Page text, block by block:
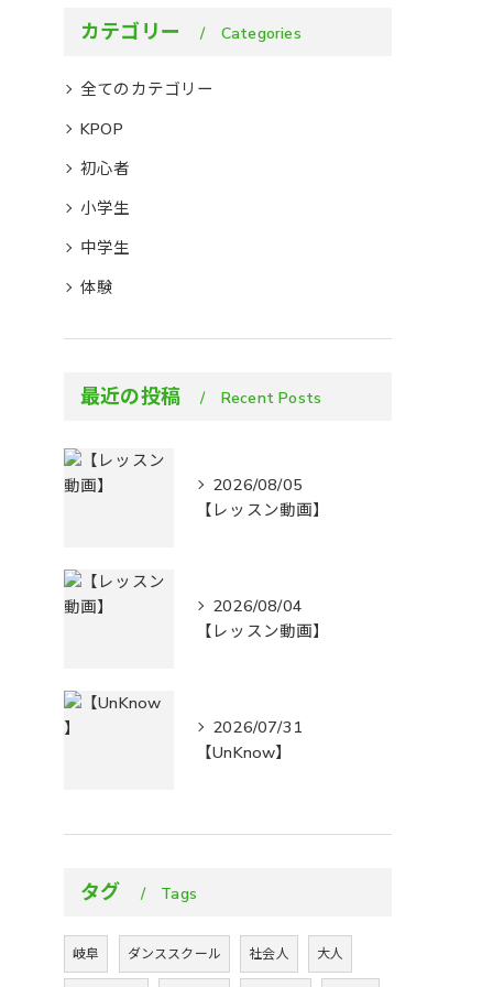
カテゴリー Categories
全てのカテゴリー
KPOP
初心者
小学生
中学生
体験
最近の投稿 Recent Posts
2026/08/05
【レッスン動画】
2026/08/04
【レッスン動画】
2026/07/31
【UnKnow】
タグ Tags
岐阜 ダンススクール 社会人 大人